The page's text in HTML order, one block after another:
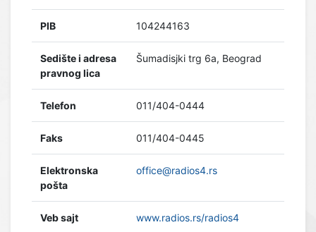
PIB 104244163
Sedište i adresa
pravnog lica
Šumadisjki trg 6a, Beograd
Telefon 011/404-0444
Faks 011/404-0445
Elektronska
pošta
office@radios4.rs
Veb sajt www.radios.rs/radios4